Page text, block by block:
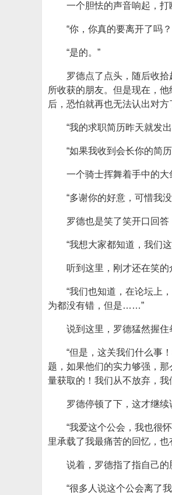
一个胆怯的声音响起，
“你，你真的要离开了吗？
“是的。”
罗德点了点头，随后收
所收获的朋友。但是现在，
后，恐怕就再也无法认出对方
“我的求职简历昨天就发
“如果我收到会长你的简
一个骑士挥舞着手中的大
“多谢你的好意，可惜我
罗德也是笑了笑开口回答
“我想大家都知道，我们
听到这里，刚才还在笑的
“我们也知道，在论坛上
为都没有错，但是……”
说到这里，罗德猛然握住
“但是，这关我们什么事
题，如果他们的实力够强，
量获取的！我们从不放弃，
罗德停顿了下，这才继续
“我爱这个公会，我也很
里承载了我最痛苦的回忆，
说着，罗德指了指自己的
“很多人说这个公会离了